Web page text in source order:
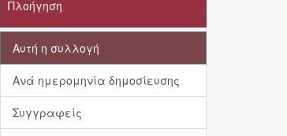
Πλοήγηση
Αυτή η συλλογή
Ανά ημερομηνία δημοσίευσης
Συγγραφείς